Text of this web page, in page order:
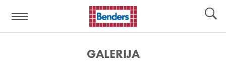
nuoroda:
GALERIJA